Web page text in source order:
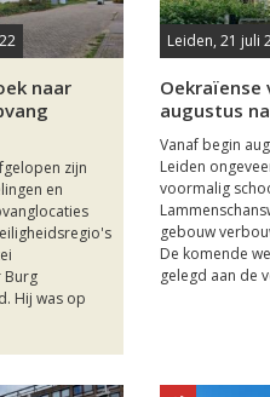
naar
zijn
en
Burg
Hij was op
Leiden, 21 juli
Oekraïense
augustus
Vanaf begin
Leiden
voormalig
gebouw
De komende
gelegd aan de